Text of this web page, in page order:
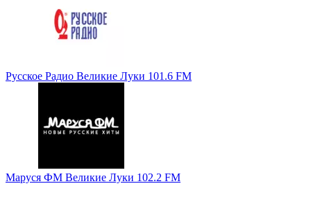
Русское Радио Великие Луки 101.6 FM
Маруся ФМ Великие Луки 102.2 FM